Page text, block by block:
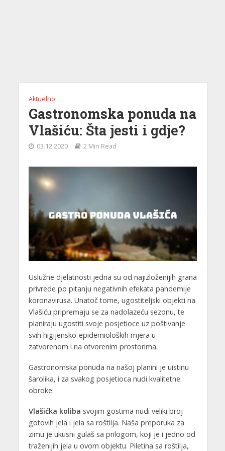
Aktuelno
Gastronomska ponuda na
Vlašiću: Šta jesti i gdje?
03.12.2020 2 Min Read
Uslužne djelatnosti jedna su od najizloženijih grana
privrede po pitanju negativnih efekata pandemije
koronavirusa. Unatoč tome, ugostiteljski objekti na
Vlašiću pripremaju se za nadolazeću sezonu, te
planiraju ugostiti svoje posjetioce uz poštivanje
svih higijensko-epidemioloških mjera u
zatvorenom i na otvorenim prostorima.
Gastronomska ponuda na našoj planini je uistinu
šarolika, i za svakog posjetioca nudi kvalitetne
obroke.
Vlašićka koliba svojim gostima nudi veliki broj
gotovih jela i jela sa roštilja. Naša preporuka za
zimu je ukusni gulaš sa prilogom, koji je i jedno od
traženijih jela u ovom objektu. Piletina sa roštilja,